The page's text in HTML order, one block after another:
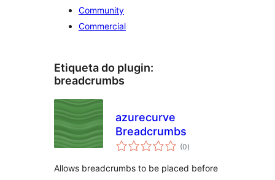
Community
Commercial
Etiqueta do plugin:
breadcrumbs
azurecurve
Breadcrumbs
(0valoracións
totais
)
Allows breadcrumbs to be placed before